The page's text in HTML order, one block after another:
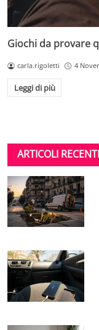
Giochi da provare
carla.rigoletti 4
Leggi di più
ARTICOLI RECENTI